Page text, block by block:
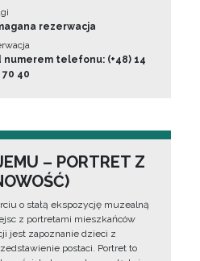
rezerwacja
numerem telefonu: (+48) 14
70 40
– PORTRET Z
o stałą ekspozycję muzealną
z portretami mieszkańców
jest zapoznanie dzieci z
postaci. Portret to